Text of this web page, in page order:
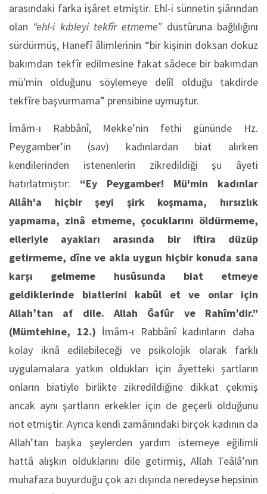
arasındaki farka işâret etmiştir. Ehl-i sünnetin şiârından
olan “ehl-i kıbleyi tekfîr etmeme” düstûruna bağlılığını
sürdürmüş, Hanefî âlimlerinin “bir kişinin doksan dokuz
bakımdan tekfîr edilmesine fakat sâdece bir bakımdan
mü'min olduğunu söylemeye delîl olduğu takdirde
tekfîre başvurmama” prensibine uymuştur.
İmâm-ı Rabbânî, Mekke’nin fethi gününde Hz.
Peygamber’in (sav) kadınlardan biat alırken
kendilerinden istenenlerin zikredildiği şu âyeti
hatırlatmıştır: “Ey Peygamber! Mü'min kadınlar
Allâh'a hiçbir şeyi şirk koşmama, hırsızlık
yapmama, zinâ etmeme, çocuklarını öldürmeme,
elleriyle ayakları arasında bir iftira düzüp
getirmeme, dîne ve akla uygun hiçbir konuda sana
karşı gelmeme husûsunda biat etmeye
geldiklerinde biatlerini kabûl et ve onlar için
Allah’tan af dile. Allah Ğafûr ve Rahîm’dir.”
(Mümtehine, 12.) İmâm-ı Rabbânî kadınların daha
kolay iknâ edilebileceği ve psikolojik olarak farklı
uygulamalara yatkın oldukları için âyetteki şartların
onların biatiyle birlikte zikredildiğine dikkat çekmiş
ancak aynı şartların erkekler için de geçerli olduğunu
not etmiştir. Ayrıca kendi zamânındaki birçok kadının da
Allah’tan başka şeylerden yardım istemeye eğilimli
hattâ alışkın olduklarını dile getirmiş, Allah Teâlâ’nın
muhafaza buyurduğu çok azı dışında neredeyse hepsinin